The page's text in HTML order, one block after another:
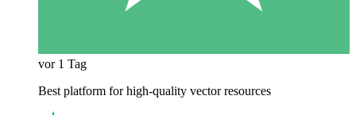
vor 1 Tag
Best platform for high-quality vector resources